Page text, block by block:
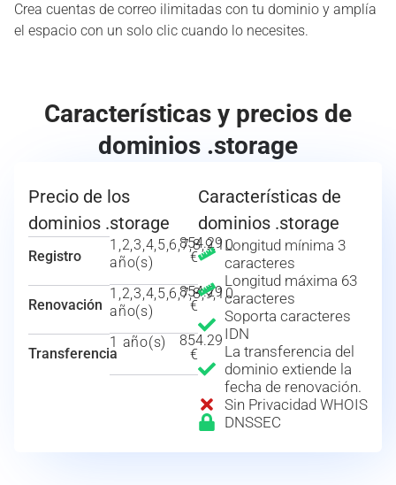
Crea cuentas de correo ilimitadas con tu dominio y amplía
el espacio con un solo clic cuando lo necesites.
Características y precios de
dominios .storage
Precio de los
dominios .storage
Registro
1,2,3,4,5,6,7,8,9,10
año(s)
854.29
€
Renovación
1,2,3,4,5,6,7,8,9,10
año(s)
854.29
€
Transferencia
1 año(s)
854.29
€
Características de
dominios .storage
Longitud mínima 3
caracteres
Longitud máxima 63
caracteres
Soporta caracteres
IDN
La transferencia del
dominio extiende la
fecha de renovación.
Sin Privacidad WHOIS
DNSSEC